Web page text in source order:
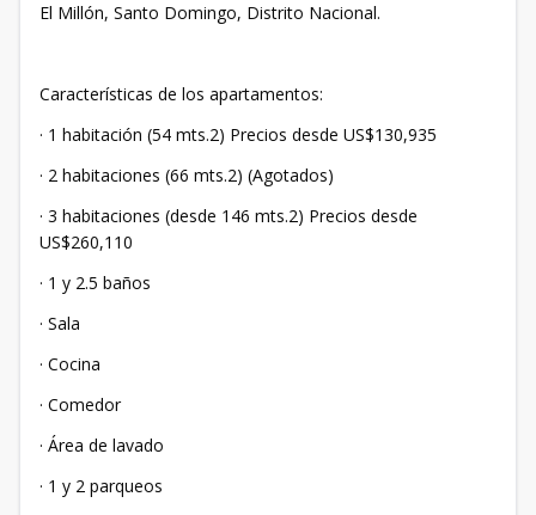
El Millón, Santo Domingo, Distrito Nacional.
Características de los apartamentos:
· 1 habitación (54 mts.2) Precios desde US$130,935
· 2 habitaciones (66 mts.2) (Agotados)
· 3 habitaciones (desde 146 mts.2) Precios desde
US$260,110
· 1 y 2.5 baños
· Sala
· Cocina
· Comedor
· Área de lavado
· 1 y 2 parqueos